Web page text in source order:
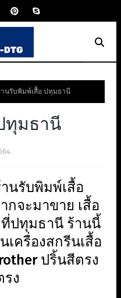
านรับพิมพ์เสื้อ ปทุมธานี
ทุมธานี
นรับพิมพ์เสื้อ
กจะมาขาย เสื้อ
ปทุมธานี ร้านนี้
ครื่องสกรีนเสื้อ
ปริ้นสีตรง
ง